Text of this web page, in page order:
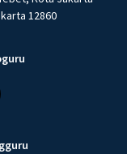
12860